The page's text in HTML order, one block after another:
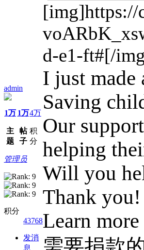
admin
1万
主
题
1万
帖
子
4万
积
分
管理员
积分
43768
发消
息
[img]https://
d-e1-ft#[/
I just made
Saving
Our
helping
Will you
Thank you!
Learn